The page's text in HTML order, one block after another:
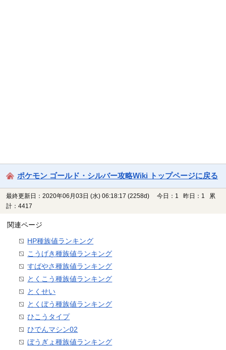
ポケモン ゴールド・シルバー攻略Wiki トップページに戻る
最終更新日：2020年06月03日 (水) 06:18:17 (2258d)
今日：1 昨日：1 累
計：4417
関連ページ
HP種族値ランキング
こうげき種族値ランキング
すばやさ種族値ランキング
とくこう種族値ランキング
とくせい
とくぼう種族値ランキング
ひこうタイプ
ひでんマシン02
ぼうぎょ種族値ランキング